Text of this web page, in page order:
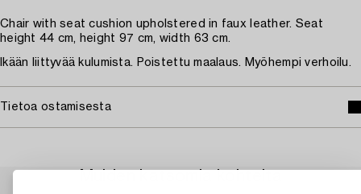
Chair with seat cushion upholstered in faux leather. Seat
height 44 cm, height 97 cm, width 63 cm.
Ikään liittyvää kulumista. Poistettu maalaus. Myöhempi verhoilu.
Tietoa ostamisesta